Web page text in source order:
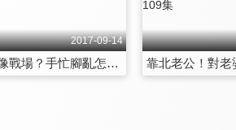
2017-09-14
廚房像戰場？手忙腳亂怎麼辦？ 第108集